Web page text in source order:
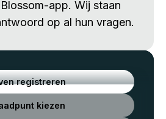
app. Wij staan
op al hun vragen.
registreren
kiezen